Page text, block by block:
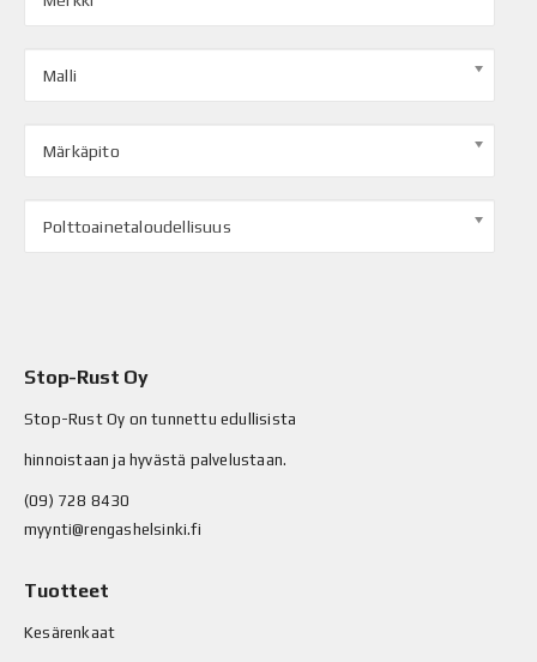
Malli
Märkäpito
Polttoainetaloudellisuus
Stop-Rust Oy
Stop-Rust Oy on tunnettu edullisista
hinnoistaan ja hyvästä palvelustaan.
(09) 728 8430
myynti@rengashelsinki.fi
Tuotteet
Kesärenkaat